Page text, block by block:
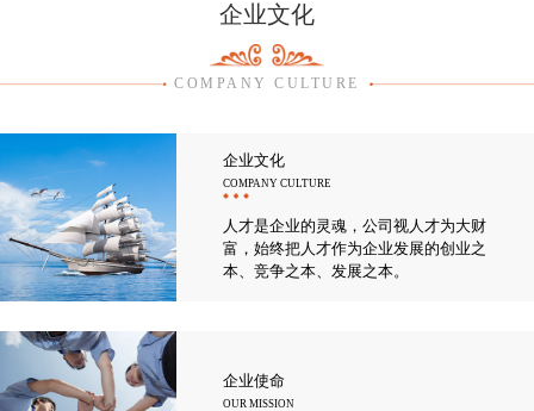
企业文化
COMPANY CULTURE
企业文化
COMPANY CULTURE
人才是企业的灵魂，公司视人才为大财
富，始终把人才作为企业发展的创业之
本、竞争之本、发展之本。
企业使命
OUR MISSION